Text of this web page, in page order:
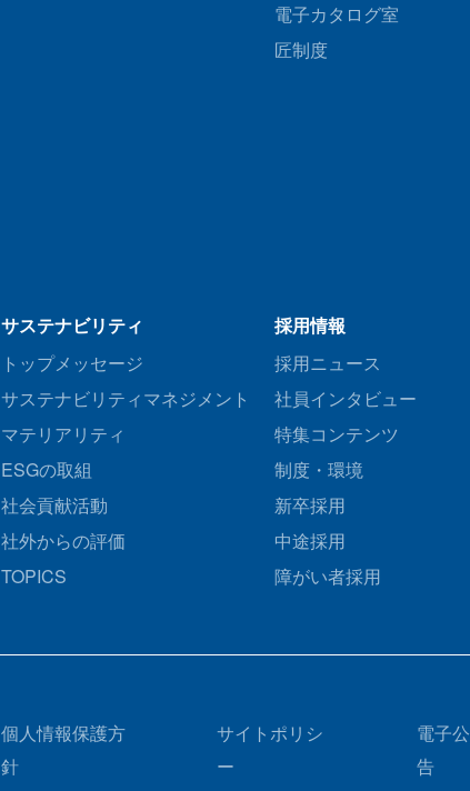
電子カタログ室
匠制度
サステナビリティ
トップメッセージ
サステナビリティマネジメント
マテリアリティ
ESGの取組
社会貢献活動
社外からの評価
TOPICS
採用情報
採用ニュース
社員インタビュー
特集コンテンツ
制度・環境
新卒採用
中途採用
障がい者採用
個人情報保護方
針
サイトポリシ
ー
電子公
告